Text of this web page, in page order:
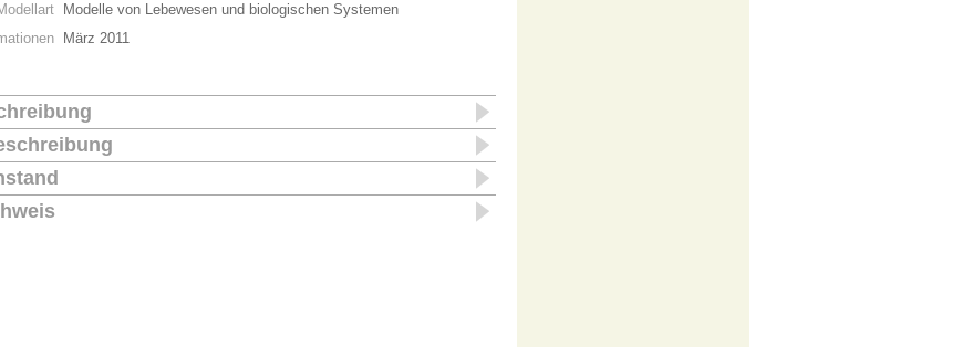
Modelle von Lebewesen und biologischen Systemen
März 2011